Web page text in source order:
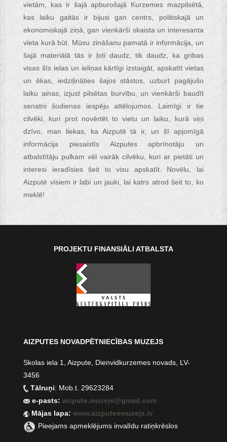
vietām, kas ir šajā apburošajā Kurzemes mazpilsētā,
kas laiku gaitās ir bijusi gan centrs, politiskajā un
ekonomiskajā ziņā, gan vienkārši skaista un interesanta
vieta kurā būt. Mūsu zināšanu pamatā ir informācija, un
šajā materiālā tās ir ļoti daudz, tik daudz, ka gribas
visas šīs ielas un ieliņas kārtīgi izstaigāt, apskatīt vietas
un ēkas, iedziļināties šajos stāstos, uzburt pagājušo
laiku ainas, izjust pilsētas burvību, un vienkārši baudīt
senatni šodienas iespēju attēlojumos. Laimīgi ir tie
cilvēki, kuri prot novērtēt to vietu un laiku, kurā viņi
dzīvo, man liekas, ka Aizputē tā ir, un šī apjomīgā
informācija piesaistīs Aizputes apbrīnotāju un
atbalstītāju pulkam vēl vairāk cilvēku, kuri ar pietāti un
interesi ieradīsies šeit to visu apskatīt. Novēlu, lai
Aizputē visiem ir labi un jauki, lai katrs atrod šeit to, ko
meklē!
PROJEKTU FINANSIĀLI ATBALSTA
AIZPUTES NOVADPĒTNIECĪBAS MUZEJS
Skolas iela 1, Aizpute, Dienvidkurzemes novads, LV-
3456
Tālruņi: Mob.t. 29623284
e-pasts:aizpute.muzejs@gmail.com
Mājas lapa:www.aizputesmuzejs.lv
Pieejams apmeklējums invalīdu ratiņkrēslos